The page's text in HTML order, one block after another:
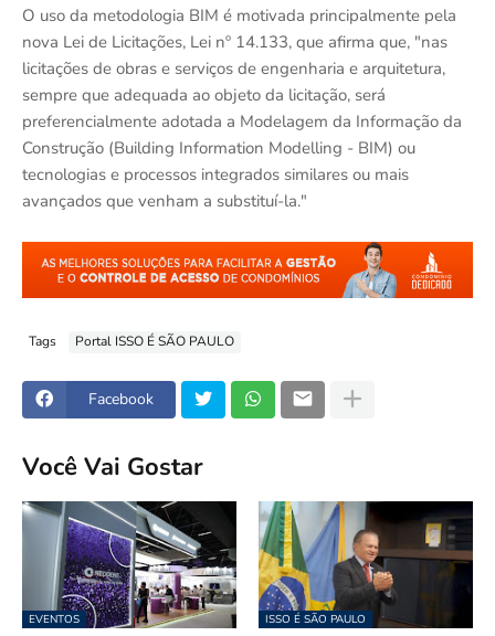
O uso da metodologia BIM é motivada principalmente pela
nova Lei de Licitações, Lei nº 14.133, que afirma que, "nas
licitações de obras e serviços de engenharia e arquitetura,
sempre que adequada ao objeto da licitação, será
preferencialmente adotada a Modelagem da Informação da
Construção (Building Information Modelling - BIM) ou
tecnologias e processos integrados similares ou mais
avançados que venham a substituí-la."
Tags Portal ISSO É SÃO PAULO
Facebook
Você Vai Gostar
EVENTOS ISSO É SÃO PAULO